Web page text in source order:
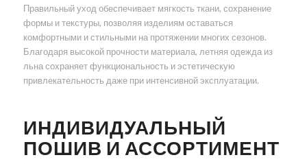
Правильный уход обеспечивает мягкость ткани, сохранение
формы и текстуры, позволяя изделиям оставаться
комфортными и стильными на протяжении многих сезонов.
Благодаря высокой прочности материала, летняя одежда из
льна сохраняет функциональность и эстетическую
привлекательность даже при интенсивной эксплуатации.
ИНДИВИДУАЛЬНЫЙ
ПОШИВ И АССОРТИМЕНТ